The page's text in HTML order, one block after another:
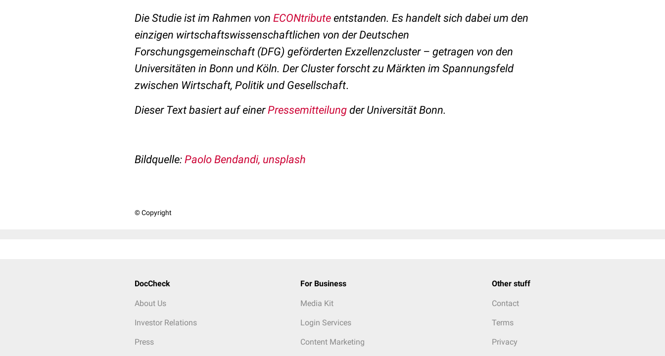
Die Studie ist im Rahmen von ECONtribute entstanden. Es handelt sich dabei um den
einzigen wirtschaftswissenschaftlichen von der Deutschen
Forschungsgemeinschaft (DFG) geförderten Exzellenzcluster – getragen von den
Universitäten in Bonn und Köln. Der Cluster forscht zu Märkten im Spannungsfeld
zwischen Wirtschaft, Politik und Gesellschaft.
Dieser Text basiert auf einerPressemitteilung der Universität Bonn.
Bildquelle: Paolo Bendandi, unsplash
© Copyright
DocCheck
About Us
Investor Relations
Press
For Business
Media Kit
Login Services
Content Marketing
Other stuff
Contact
Terms
Privacy